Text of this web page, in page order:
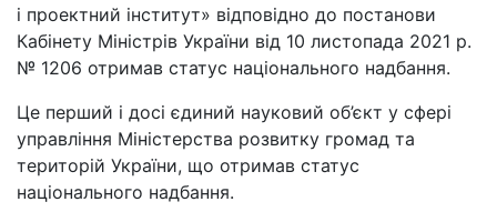
і проектний інститут» відповідно до постанови
Кабінету Міністрів України від 10 листопада 2021 р.
№ 1206 отримав статус національного надбання.
Це перший і досі єдиний науковий об’єкт у сфері
управління Міністерства розвитку громад та
територій України, що отримав статус
національного надбання.